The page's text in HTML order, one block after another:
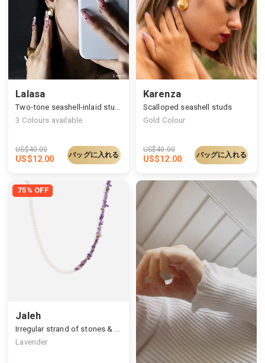
Lalasa
3 Colours available
US$40.00
US$12.00 バッグに入れる
Karenza
Scalloped seashell studs
Gold Colour
US$40.00
US$12.00 バッグに入れる
75% OFF
Jaleh
Lavender